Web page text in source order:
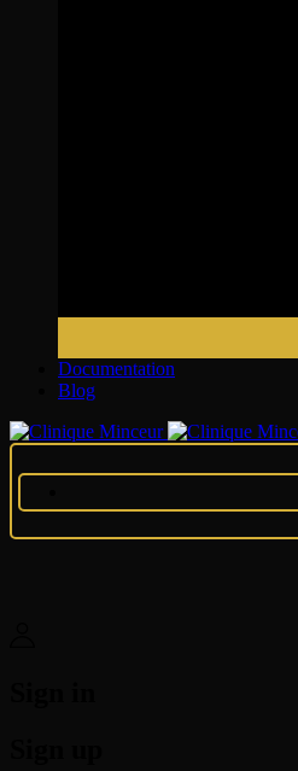
Documentation
Blog